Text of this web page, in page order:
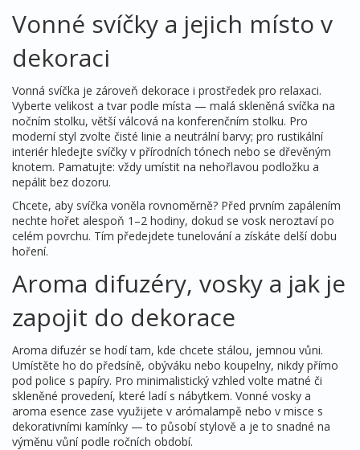
Vonné svíčky a jejich místo v
dekoraci
Vonná svíčka je zároveň dekorace i prostředek pro relaxaci.
Vyberte velikost a tvar podle místa — malá skleněná svíčka na
nočním stolku, větší válcová na konferenčním stolku. Pro
moderní styl zvolte čisté linie a neutrální barvy; pro rustikální
interiér hledejte svíčky v přírodních tónech nebo se dřevěným
knotem. Pamatujte: vždy umístit na nehořlavou podložku a
nepálit bez dozoru.
Chcete, aby svíčka voněla rovnoměrně? Před prvním zapálením
nechte hořet alespoň 1–2 hodiny, dokud se vosk neroztaví po
celém povrchu. Tím předejdete tunelování a získáte delší dobu
hoření.
Aroma difuzéry, vosky a jak je
zapojit do dekorace
Aroma difuzér se hodí tam, kde chcete stálou, jemnou vůni.
Umístěte ho do předsíně, obýváku nebo koupelny, nikdy přímo
pod police s papíry. Pro minimalistický vzhled volte matné či
skleněné provedení, které ladí s nábytkem. Vonné vosky a
aroma esence zase využijete v arómalampě nebo v misce s
dekorativními kamínky — to působí stylově a je to snadné na
výměnu vůní podle ročních období.